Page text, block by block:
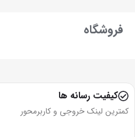
فروشگاه
کیفیت رسانه ها
کمترین لینک خروجی و کاربرمحور